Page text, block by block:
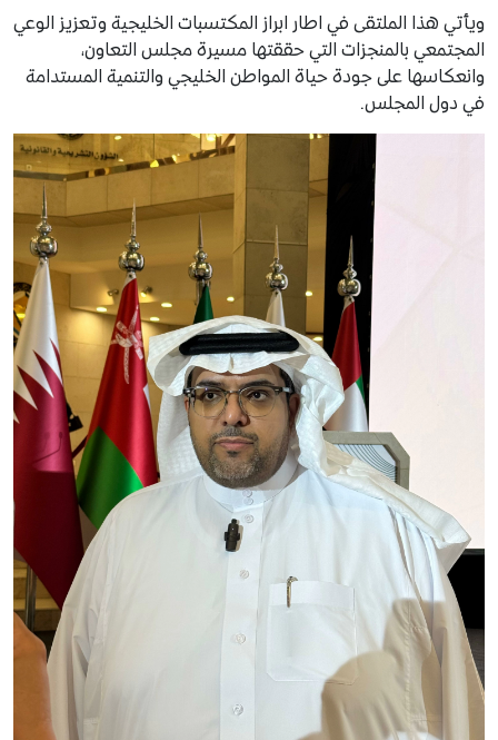
ويأتي هذا الملتقى في اطار ابراز المكتسبات الخليجية وتعزيز الوعي
المجتمعي بالمنجزات التي حققتها مسيرة مجلس التعاون،
وانعكاسها على جودة حياة المواطن الخليجي والتنمية المستدامة
في دول المجلس.